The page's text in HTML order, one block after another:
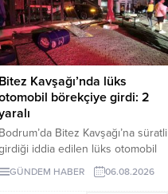
Bitez Kavşağı’nda lüks
börekçiye girdi: 2
Bodrum’da Bitez Kavşağı’na süratli
iddia edilen lüks otomobil
girdi. Kazada sürücü ve
GÜNDEM HABER 06.08.2026